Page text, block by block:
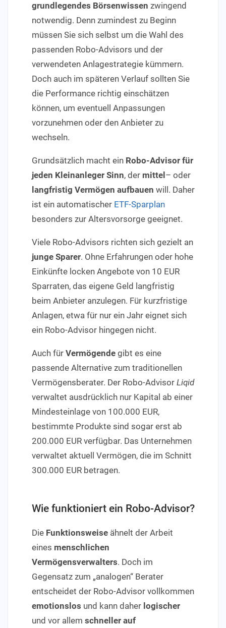
grundlegendes Börsenwissen zwingend
notwendig. Denn zumindest zu Beginn
müssen Sie sich selbst um die Wahl des
passenden Robo-Advisors und der
verwendeten Anlagestrategie kümmern.
Doch auch im späteren Verlauf sollten Sie
die Performance richtig einschätzen
können, um eventuell Anpassungen
vorzunehmen oder den Anbieter zu
wechseln.
Grundsätzlich macht ein Robo-Advisor für
jeden Kleinanleger Sinn, der mittel – oder
langfristig Vermögen aufbauen will. Daher
ist ein automatischer ETF-Sparplan
besonders zur Altersvorsorge geeignet.
Viele Robo-Advisors richten sich gezielt an
junge Sparer. Ohne Erfahrungen oder hohe
Einkünfte locken Angebote von 10 EUR
Sparraten, das eigene Geld langfristig
beim Anbieter anzulegen. Für kurzfristige
Anlagen, etwa für nur ein Jahr eignet sich
ein Robo-Advisor hingegen nicht.
Auch für Vermögendegibt es eine
passende Alternative zum traditionellen
Vermögensberater. Der Robo-Advisor Liqid
verwaltet ausdrücklich nur Kapital ab einer
Mindesteinlage von 100.000 EUR,
bestimmte Produkte sind sogar erst ab
200.000 EUR verfügbar. Das Unternehmen
verwaltet aktuell Vermögen, die im Schnitt
300.000 EUR betragen.
Wie funktioniert ein Robo-Advisor?
Die Funktionsweiseähnelt der Arbeit
eines menschlichen
Vermögensverwalters. Doch im
Gegensatz zum „analogen“ Berater
entscheidet der Robo-Advisor vollkommen
emotionslos und kann daher logischer
und vor allem schneller auf